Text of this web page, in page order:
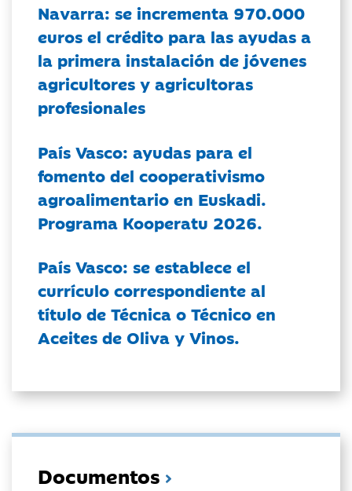
Navarra: se incrementa 970.000
euros el crédito para las ayudas a
la primera instalación de jóvenes
agricultores y agricultoras
profesionales
País Vasco: ayudas para el
fomento del cooperativismo
agroalimentario en Euskadi.
Programa Kooperatu 2026.
País Vasco: se establece el
currículo correspondiente al
título de Técnica o Técnico en
Aceites de Oliva y Vinos.
Documentos